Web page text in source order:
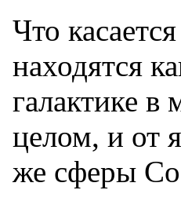
Что
находятся
галактике в
целом, и от
же сферы